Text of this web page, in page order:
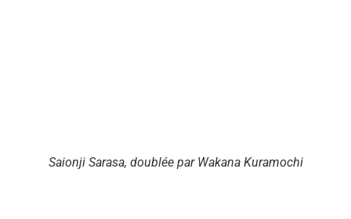
Saionji Sarasa, doublée par Wakana Kuramochi